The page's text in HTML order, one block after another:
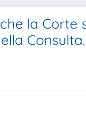
la Corte
Consulta.